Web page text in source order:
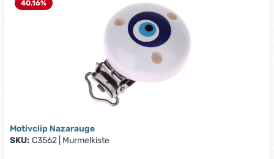
40.16%
Motivclip Nazarauge
SKU: C3562 Murmelkiste